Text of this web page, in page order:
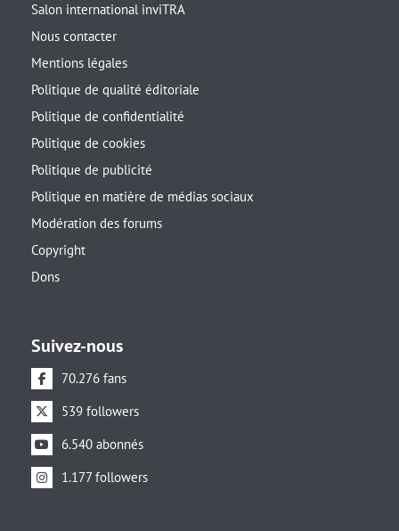
Salon international inviTRA
Nous contacter
Mentions légales
Politique de qualité éditoriale
Politique de confidentialité
Politique de cookies
Politique de publicité
Politique en matière de médias sociaux
Modération des forums
Copyright
Dons
Suivez-nous
70.276 fans
539 followers
6.540 abonnés
1.177 followers